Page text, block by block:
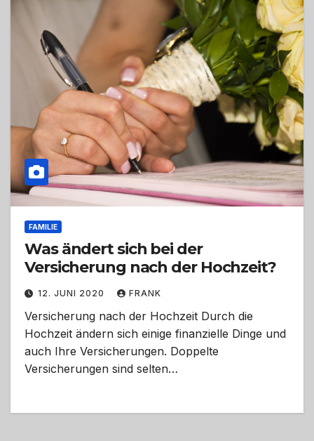
FAMILIE
Was ändert sich bei der
Versicherung nach der Hochzeit?
12. JUNI 2020 FRANK
Versicherung nach der Hochzeit Durch die
Hochzeit ändern sich einige finanzielle Dinge und
auch Ihre Versicherungen. Doppelte
Versicherungen sind selten…